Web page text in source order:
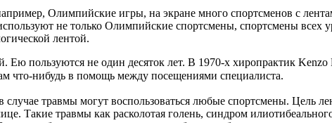
Олимпийские игры, на экране много спортсменов с
не только Олимпийские спортсмены, спортсмены
лентой.
пользуются не один десяток лет. В 1970-х хиропрактик Kenzo
что-нибудь в помощь между посещениями специалиста.
травмы могут воспользова­ться любые спортсмены. Цель
Такие травмы как расколотая голень, синдром